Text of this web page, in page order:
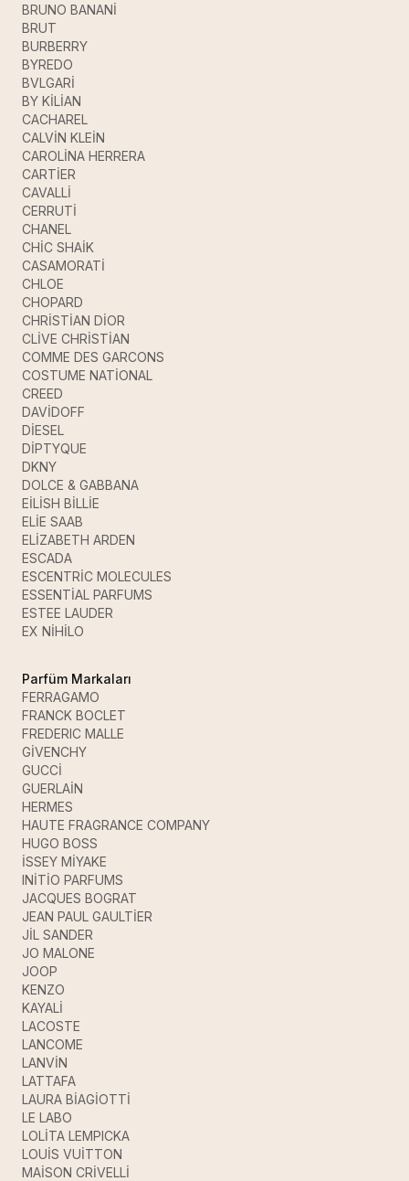
BRUNO BANANİ
BRUT
BURBERRY
BYREDO
BVLGARİ
BY KİLİAN
CACHAREL
CALVİN KLEİN
CAROLİNA HERRERA
CARTİER
CAVALLİ
CERRUTİ
CHANEL
CHİC SHAİK
CASAMORATİ
CHLOE
CHOPARD
CHRİSTİAN DİOR
CLİVE CHRİSTİAN
COMME DES GARCONS
COSTUME NATİONAL
CREED
DAVİDOFF
DİESEL
DİPTYQUE
DKNY
DOLCE & GABBANA
EİLİSH BİLLİE
ELİE SAAB
ELİZABETH ARDEN
ESCADA
ESCENTRİC MOLECULES
ESSENTİAL PARFUMS
ESTEE LAUDER
EX NİHİLO
Parfüm Markaları
FERRAGAMO
FRANCK BOCLET
FREDERIC MALLE
GİVENCHY
GUCCİ
GUERLAİN
HERMES
HAUTE FRAGRANCE COMPANY
HUGO BOSS
İSSEY MİYAKE
INİTİO PARFUMS
JACQUES BOGRAT
JEAN PAUL GAULTİER
JİL SANDER
JO MALONE
JOOP
KENZO
KAYALİ
LACOSTE
LANCOME
LANVİN
LATTAFA
LAURA BİAGİOTTİ
LE LABO
LOLİTA LEMPICKA
LOUİS VUİTTON
MAİSON CRİVELLİ